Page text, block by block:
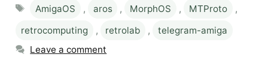
Tags
AmigaOS , aros , MorphOS , MTProto
,
retrocomputing
, retrolab ,
telegram-amiga
Leave a comment